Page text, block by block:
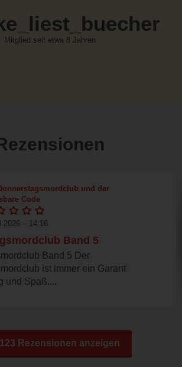
Mitglied seit etwa 8 Jahren
und der
Code
– 14:16
Band 5
Band 5 Der
ist immer ein Garant
und Spaß....
Rezensionen anzeigen